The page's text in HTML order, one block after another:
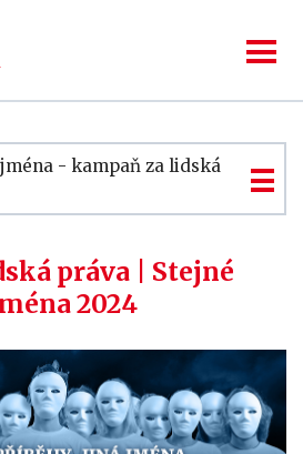
- kampaň za lidská
práva | Stejné
2024